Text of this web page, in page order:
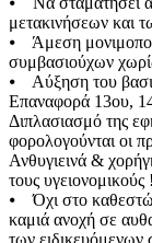
μετακινήσεων και
⦁ Άμεση
συμβασιούχων
⦁ Αύξηση του
Επαναφορά 13ου,
Διπλασιασμό της
φορολογούνται οι
Ανθυγιεινά &
τους υγειονομικούς !
⦁ Όχι στο
καμιά ανοχή σε